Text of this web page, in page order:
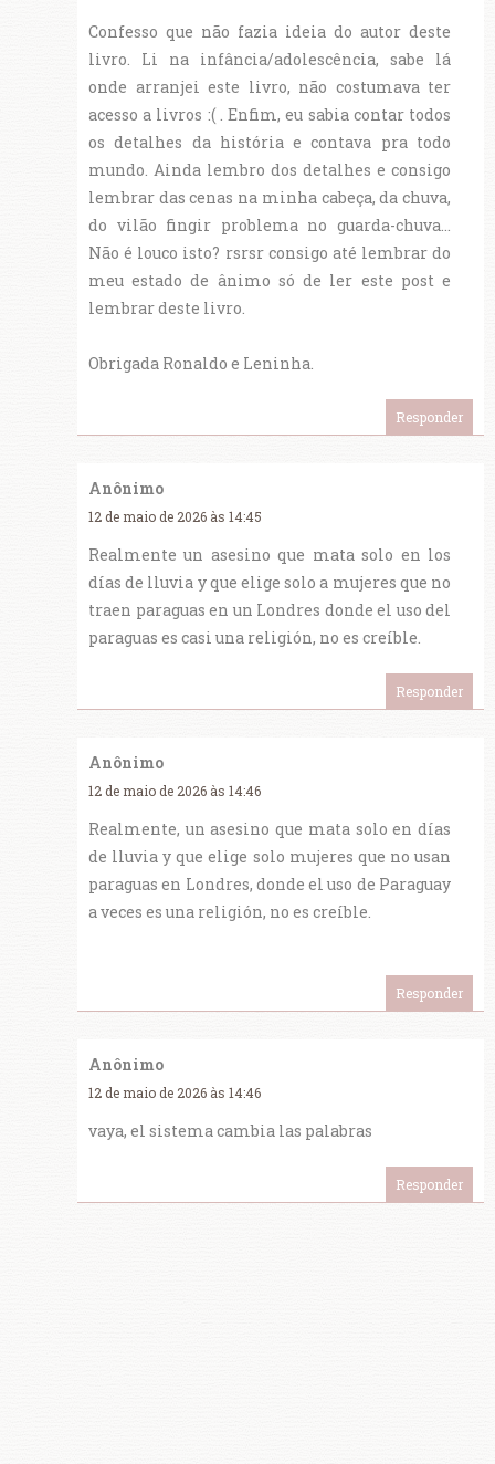
Confesso que não fazia ideia do autor deste
livro. Li na infância/adolescência, sabe lá
onde arranjei este livro, não costumava ter
acesso a livros :( . Enfim, eu sabia contar todos
os detalhes da história e contava pra todo
mundo. Ainda lembro dos detalhes e consigo
lembrar das cenas na minha cabeça, da chuva,
do vilão fingir problema no guarda-chuva...
Não é louco isto? rsrsr consigo até lembrar do
meu estado de ânimo só de ler este post e
lembrar deste livro.
Obrigada Ronaldo e Leninha.
Responder
Anônimo
12 de maio de 2026 às 14:45
Realmente un asesino que mata solo en los
días de lluvia y que elige solo a mujeres que no
traen paraguas en un Londres donde el uso del
paraguas es casi una religión, no es creíble.
Responder
Anônimo
12 de maio de 2026 às 14:46
Realmente, un asesino que mata solo en días
de lluvia y que elige solo mujeres que no usan
paraguas en Londres, donde el uso de Paraguay
a veces es una religión, no es creíble.
Responder
Anônimo
12 de maio de 2026 às 14:46
vaya, el sistema cambia las palabras
Responder